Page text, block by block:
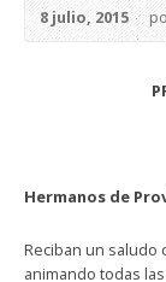
8 julio, 2015
Hermanos de
Reciban un saludo
animando todas